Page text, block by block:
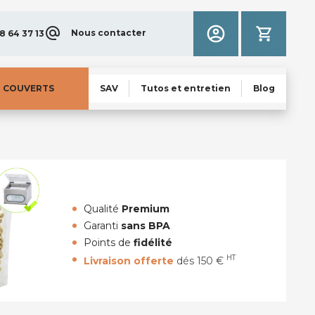
64 37 13 Nous contacter
COUVERTS SAV Tutos et entretien Blog
Qualité Premium
Garanti sans BPA
Points de fidélité
Livraison offerte dés 150 € HT